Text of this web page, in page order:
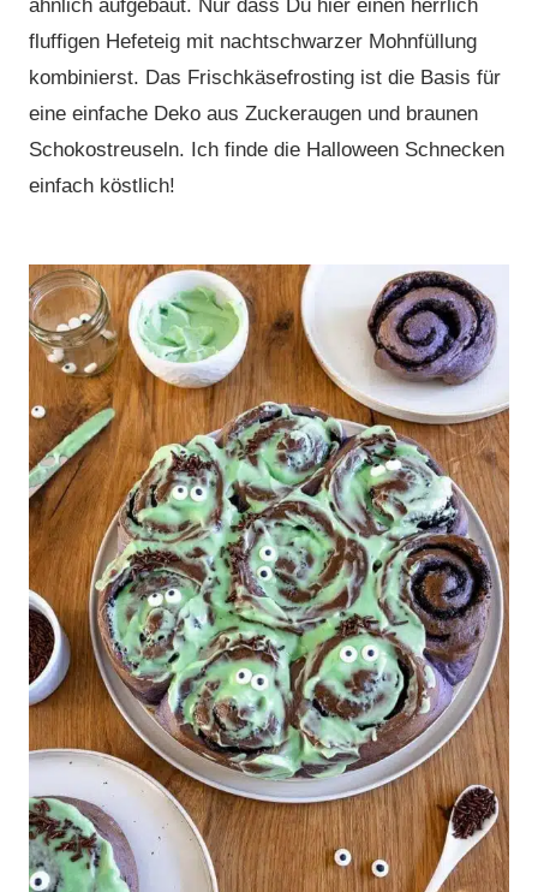
ähnlich aufgebaut. Nur dass Du hier einen herrlich
fluffigen Hefeteig mit nachtschwarzer Mohnfüllung
kombinierst. Das Frischkäsefrosting ist die Basis für
eine einfache Deko aus Zuckeraugen und braunen
Schokostreuseln. Ich finde die Halloween Schnecken
einfach köstlich!